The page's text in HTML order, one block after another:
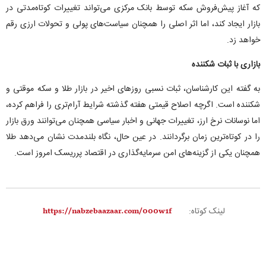
که آغاز پیش‌فروش سکه توسط بانک مرکزی می‌تواند تغییرات کوتاه‌مدتی در
بازار ایجاد کند، اما اثر اصلی را همچنان سیاست‌های پولی و تحولات ارزی رقم
خواهد زد.
بازاری با ثبات شکننده
به گفته این کارشناسان، ثبات نسبی روز‌های اخیر در بازار طلا و سکه موقتی و
شکننده است. اگرچه اصلاح قیمتی هفته گذشته شرایط آرام‌تری را فراهم کرده،
اما نوسانات نرخ ارز، تغییرات جهانی و اخبار سیاسی همچنان می‌توانند ورق بازار
را در کوتاه‌ترین زمان برگردانند. در عین حال، نگاه بلندمدت نشان می‌دهد طلا
همچنان یکی از گزینه‌های امن سرمایه‌گذاری در اقتصاد پرریسک امروز است.
لینک کوتاه: